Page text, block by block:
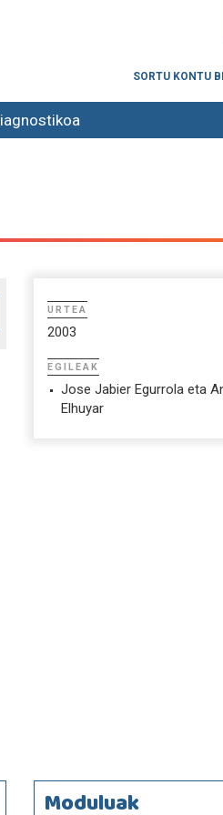
SORTU KONTU
URTEA
2003
EGILEAK
Jose Jabier Egurrola eta
Elhuyar
Moduluak